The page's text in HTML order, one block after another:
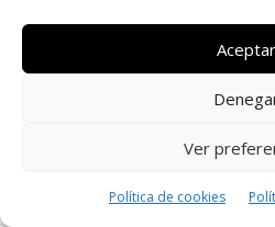
Aceptar
Ver
Política de cookies
PERÚ
COSTA RICA